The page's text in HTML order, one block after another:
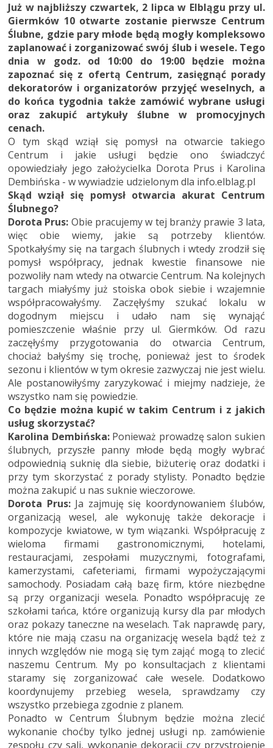
Już w najbliższy czwartek, 2 lipca w Elblągu przy ul.
Giermków 10 otwarte zostanie pierwsze Centrum
Ślubne, gdzie pary młode będą mogły kompleksowo
zaplanować i zorganizować swój ślub i wesele. Tego
dnia w godz. od 10:00 do 19:00 będzie można
zapoznać się z ofertą Centrum, zasięgnąć porady
dekoratorów i organizatorów przyjęć weselnych, a
do końca tygodnia także zamówić wybrane usługi
oraz zakupić artykuły ślubne w promocyjnych
cenach.
O tym skąd wziął się pomysł na otwarcie takiego
Centrum i jakie usługi będzie ono świadczyć
opowiedziały jego założycielka Dorota Prus i Karolina
Dembińska - w wywiadzie udzielonym dla info.elblag.pl
Skąd wziął się pomysł otwarcia akurat Centrum
Ślubnego?
Dorota Prus: Obie pracujemy w tej branży prawie 3 lata,
więc obie wiemy, jakie są potrzeby klientów.
Spotkałyśmy się na targach ślubnych i wtedy zrodził się
pomysł współpracy, jednak kwestie finansowe nie
pozwoliły nam wtedy na otwarcie Centrum. Na kolejnych
targach miałyśmy już stoiska obok siebie i wzajemnie
współpracowałyśmy. Zaczęłyśmy szukać lokalu w
dogodnym miejscu i udało nam się wynająć
pomieszczenie właśnie przy ul. Giermków. Od razu
zaczęłyśmy przygotowania do otwarcia Centrum,
chociaż bałyśmy się trochę, ponieważ jest to środek
sezonu i klientów w tym okresie zazwyczaj nie jest wielu.
Ale postanowiłyśmy zaryzykować i miejmy nadzieje, że
wszystko nam się powiedzie.
Co będzie można kupić w takim Centrum i z jakich
usług skorzystać?
Karolina Dembińska:Ponieważ prowadzę salon sukien
ślubnych, przyszłe panny młode będą mogły wybrać
odpowiednią suknię dla siebie, biżuterię oraz dodatki i
przy tym skorzystać z porady stylisty. Ponadto będzie
można zakupić u nas suknie wieczorowe.
Dorota Prus: Ja zajmuję się koordynowaniem ślubów,
organizacją wesel, ale wykonuję także dekoracje i
kompozycje kwiatowe, w tym wiązanki. Współpracuję z
wieloma firmami gastronomicznymi, hotelami,
restauracjami, zespołami muzycznymi, fotografami,
kamerzystami, cafeteriami, firmami wypożyczającymi
samochody. Posiadam całą bazę firm, które niezbędne
są przy organizacji wesela. Ponadto współpracuję ze
szkołami tańca, które organizują kursy dla par młodych
oraz pokazy taneczne na weselach. Tak naprawdę pary,
które nie mają czasu na organizację wesela bądź też z
innych względów nie mogą się tym zająć mogą to zlecić
naszemu Centrum. My po konsultacjach z klientami
staramy się zorganizować całe wesele. Dodatkowo
koordynujemy przebieg wesela, sprawdzamy czy
wszystko przebiega zgodnie z planem.
Ponadto w Centrum Ślubnym będzie można zlecić
wykonanie choćby tylko jednej usługi np. zamówienie
zespołu czy sali, wykonanie dekoracji czy przystrojenie